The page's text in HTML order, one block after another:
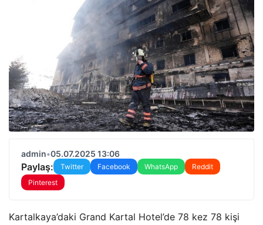
admin•05.07.2025 13:06
Paylaş: Twitter Facebook WhatsApp
Reddit
Pinterest
Kartalkaya’daki Grand Kartal Hotel’de 78 kez 78 kişi